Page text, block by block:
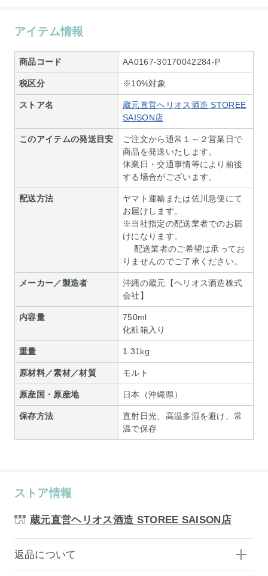
アイテム情報
商品コード AA0167-30170042284-P
税区分 ※10%対象
ストア名
蔵元直営ヘリオス酒造 STOREE
SAISON店
このアイテムの発送目安
ご注文から通常１～２営業日で
商品を発送いたします。
休業日・交通事情等により前後
する場合がございます。
配送方法
ヤマト運輸または佐川急便にて
お届けします。
※当社指定の配送業者でのお届
けになります。
配送業者のご希望は承ってお
りませんのでご了承ください。
メーカー／製造者
沖縄の蔵元【ヘリオス酒造株式
会社】
内容量
750ml
化粧箱入り
重量 1.31kg
原材料／素材／材質 モルト
原産国・原産地 日本（沖縄県）
保存方法
直射日光、高温多湿を避け、常
温で保存
ストア情報
蔵元直営ヘリオス酒造 STOREE SAISON店
返品について